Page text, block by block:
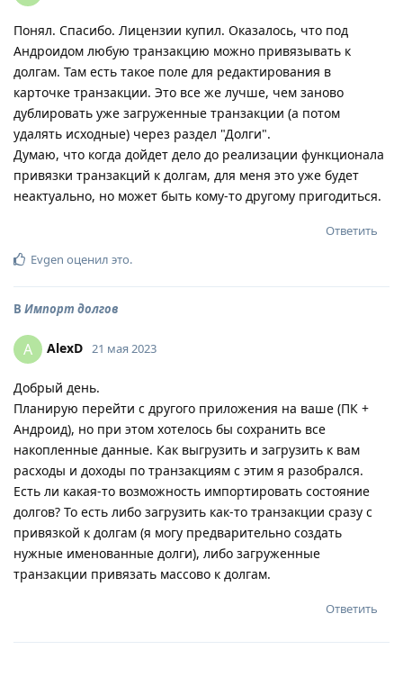
Понял. Спасибо. Лицензии купил. Оказалось, что под
Андроидом любую транзакцию можно привязывать к
долгам. Там есть такое поле для редактирования в
карточке транзакции. Это все же лучше, чем заново
дублировать уже загруженные транзакции (а потом
удалять исходные) через раздел "Долги".
Думаю, что когда дойдет дело до реализации функционала
привязки транзакций к долгам, для меня это уже будет
неактуально, но может быть кому-то другому пригодиться.
Ответить
Evgen оценил это.
В Импорт долгов
A AlexD 21 мая 2023
Добрый день.
Планирую перейти с другого приложения на ваше (ПК +
Андроид), но при этом хотелось бы сохранить все
накопленные данные. Как выгрузить и загрузить к вам
расходы и доходы по транзакциям с этим я разобрался.
Есть ли какая-то возможность импортировать состояние
долгов? То есть либо загрузить как-то транзакции сразу с
привязкой к долгам (я могу предварительно создать
нужные именованные долги), либо загруженные
транзакции привязать массово к долгам.
Ответить